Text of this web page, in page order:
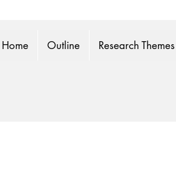
Home Outline Research Themes